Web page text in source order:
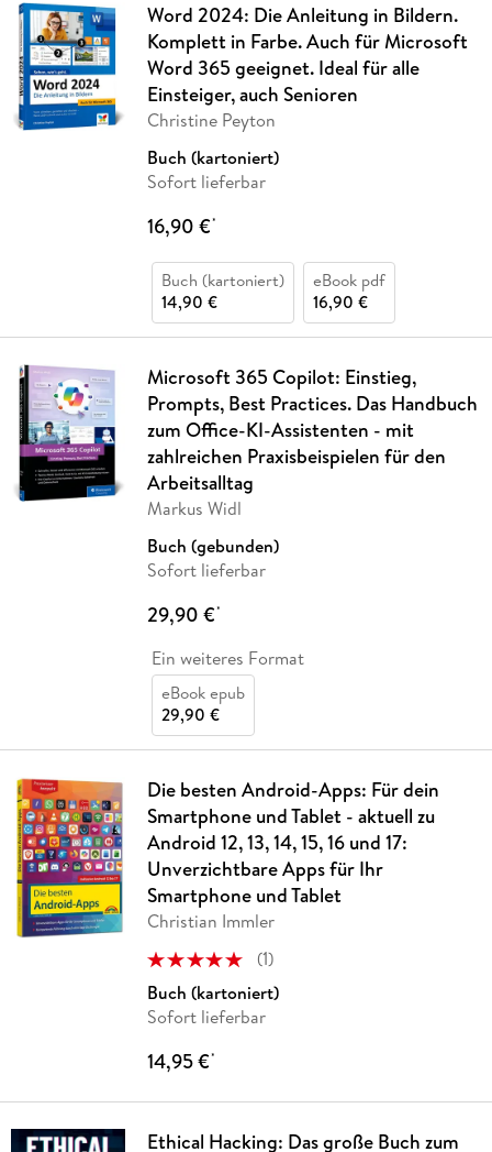
Word 2024: Die Anleitung in Bildern.
Komplett in Farbe. Auch für Microsoft
Word 365 geeignet. Ideal für alle
Einsteiger, auch Senioren
Christine Peyton
Buch (kartoniert)
Sofort lieferbar
16,90 €*
Buch (kartoniert)
14,90 €
eBook pdf
16,90 €
Microsoft 365 Copilot: Einstieg,
Prompts, Best Practices. Das Handbuch
zum Office-KI-Assistenten - mit
zahlreichen Praxisbeispielen für den
Arbeitsalltag
Markus Widl
Buch (gebunden)
Sofort lieferbar
29,90 €*
Ein weiteres Format
eBook epub
29,90 €
Die besten Android-Apps: Für dein
Smartphone und Tablet - aktuell zu
Android 12, 13, 14, 15, 16 und 17:
Unverzichtbare Apps für Ihr
Smartphone und Tablet
Christian Immler
(1)
Buch (kartoniert)
Sofort lieferbar
14,95 €*
Ethical Hacking: Das große Buch zum